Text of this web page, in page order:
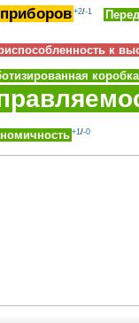
+2/-1
к
коробка
+1/-0